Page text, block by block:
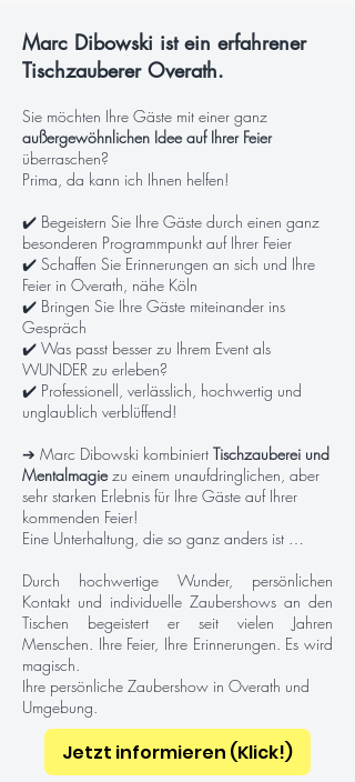
Marc Dibowski ist ein erfahrener
Tischzauberer Overath.
Sie möchten Ihre Gäste mit einer ganz
außergewöhnlichen Idee auf Ihrer Feier
überraschen?
Prima, da kann ich Ihnen helfen!
✔️ Begeistern Sie Ihre Gäste durch einen ganz
besonderen Programmpunkt auf Ihrer Feier
✔️ Schaffen Sie Erinnerungen an sich und Ihre
Feier in Overath, nähe Köln
✔️ Bringen Sie Ihre Gäste miteinander ins
Gespräch
✔️ Was passt besser zu Ihrem Event als
WUNDER zu erleben?
✔️ Professionell, verlässlich, hochwertig und
unglaublich verblüffend!
➔ Marc Dibowski kombiniert Tischzauberei und
Mentalmagiezu einem unaufdringlichen, aber
sehr starken Erlebnis für Ihre Gäste auf Ihrer
kommenden Feier!
Eine Unterhaltung, die so ganz anders ist …
Durch hochwertige Wunder, persönlichen
Kontakt und individuelle Zaubershows an den
Tischen begeistert er seit vielen Jahren
Menschen. Ihre Feier, Ihre Erinnerungen. Es wird
magisch.
Ihre persönliche Zaubershow in Overath und
Umgebung.
Jetzt informieren (Klick!)